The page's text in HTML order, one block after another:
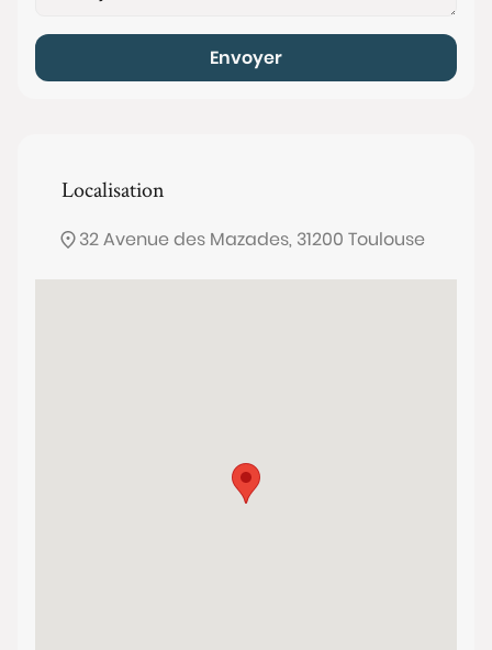
Envoyer
Localisation
32 Avenue des Mazades, 31200 Toulouse